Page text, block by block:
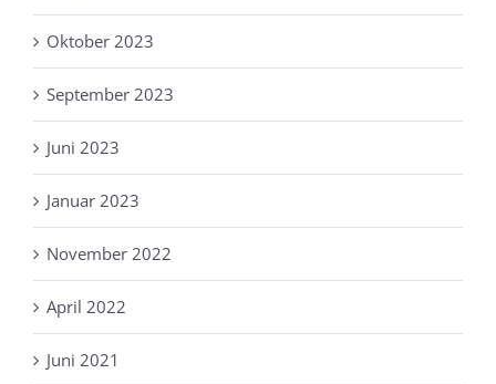
Oktober 2023
September 2023
Juni 2023
Januar 2023
November 2022
April 2022
Juni 2021